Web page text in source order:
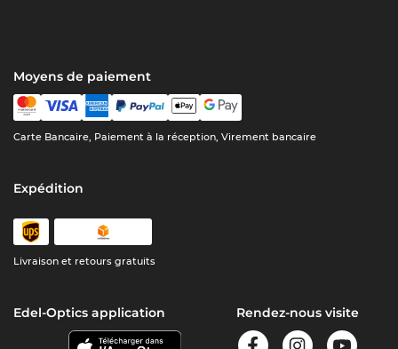
Moyens de paiement
Carte Bancaire, Paiement à la réception, Virement bancaire
Expédition
Livraison et retours gratuits
Edel-Optics application Rendez-nous visite